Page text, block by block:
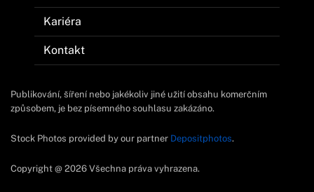
Kariéra
Kontakt
Publikování, šíření nebo jakékoliv jiné užití obsahu komerčním
způsobem, je bez písemného souhlasu zakázáno.
Stock Photos provided by our partner Depositphotos.
Copyright @ 2026 Všechna práva vyhrazena.